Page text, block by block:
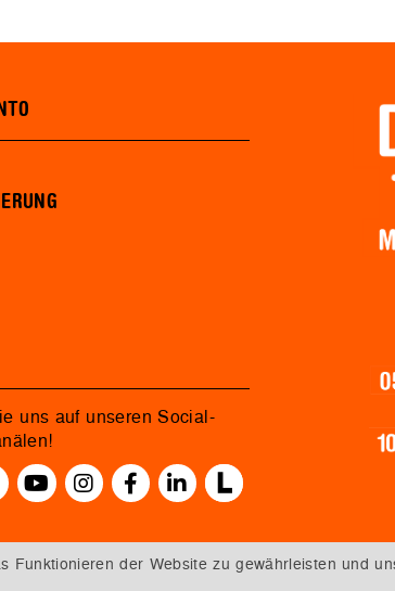
uns auf unseren Social-
der Website zu gewährleisten und